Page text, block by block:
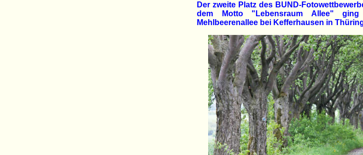
Der zweite Platz des BUND-
dem Motto "Lebensraum Allee"
Mehlbeerenallee bei Kefferhausen in